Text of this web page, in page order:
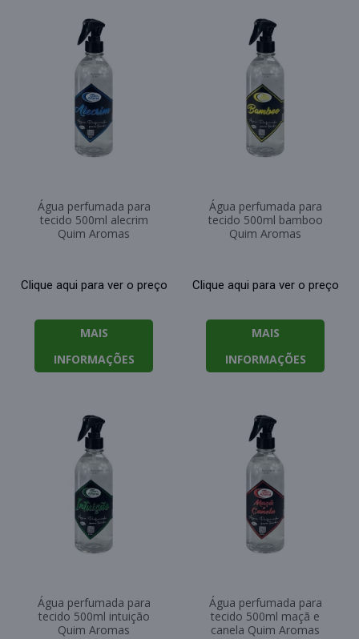
Água perfumada para
tecido 500ml alecrim
Quim Aromas
Clique aqui para ver o preço
MAIS
INFORMAÇÕES
Água perfumada para
tecido 500ml bamboo
Quim Aromas
Clique aqui para ver o preço
MAIS
INFORMAÇÕES
Água perfumada para
tecido 500ml intuição
Quim Aromas
Água perfumada para
tecido 500ml maçã e
canela Quim Aromas